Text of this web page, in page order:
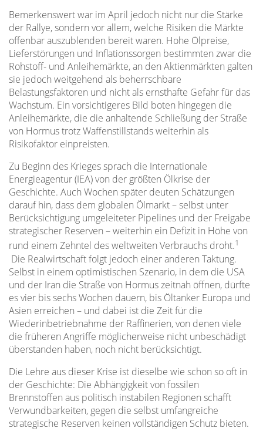
Bemerkenswert war im April jedoch nicht nur die Stärke
der Rallye, sondern vor allem, welche Risiken die Märkte
offenbar auszublenden bereit waren. Hohe Ölpreise,
Lieferstörungen und Inflationssorgen bestimmten zwar die
Rohstoff- und Anleihemärkte, an den Aktienmärkten galten
sie jedoch weitgehend als beherrschbare
Belastungsfaktoren und nicht als ernsthafte Gefahr für das
Wachstum. Ein vorsichtigeres Bild boten hingegen die
Anleihemärkte, die die anhaltende Schließung der Straße
von Hormus trotz Waffenstillstands weiterhin als
Risikofaktor einpreisten.
Zu Beginn des Krieges sprach die Internationale
Energieagentur (IEA) von der größten Ölkrise der
Geschichte. Auch Wochen später deuten Schätzungen
darauf hin, dass dem globalen Ölmarkt – selbst unter
Berücksichtigung umgeleiteter Pipelines und der Freigabe
strategischer Reserven – weiterhin ein Defizit in Höhe von
rund einem Zehntel des weltweiten Verbrauchs droht.1
Die Realwirtschaft folgt jedoch einer anderen Taktung.
Selbst in einem optimistischen Szenario, in dem die USA
und der Iran die Straße von Hormus zeitnah öffnen, dürfte
es vier bis sechs Wochen dauern, bis Öltanker Europa und
Asien erreichen – und dabei ist die Zeit für die
Wiederinbetriebnahme der Raffinerien, von denen viele
die früheren Angriffe möglicherweise nicht unbeschädigt
überstanden haben, noch nicht berücksichtigt.
Die Lehre aus dieser Krise ist dieselbe wie schon so oft in
der Geschichte: Die Abhängigkeit von fossilen
Brennstoffen aus politisch instabilen Regionen schafft
Verwundbarkeiten, gegen die selbst umfangreiche
strategische Reserven keinen vollständigen Schutz bieten.